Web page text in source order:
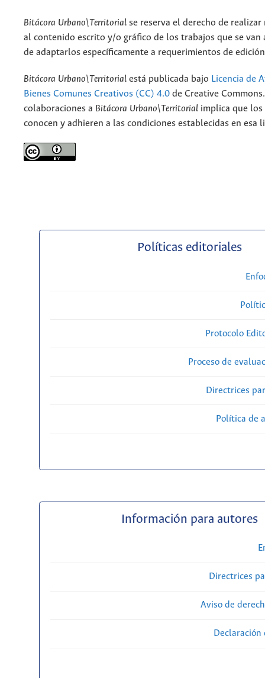
Bitácora Urbano\Territorial se reserva el derecho de realizar
al contenido escrito y/o gráfico de los trabajos que se van
de adaptarlos específicamente a requerimientos de
Bitácora Urbano\Territorial está publicada bajo Licencia de
Bienes Comunes Creativos (CC) 4.0 de Creative
colaboraciones a Bitácora Urbano\Territorial implica que los
conocen y adhieren a las condiciones establecidas en esa
Políticas editoriales
Protocolo
Proceso de
Directrices
Política de
Información para autores
Directrices
Aviso de